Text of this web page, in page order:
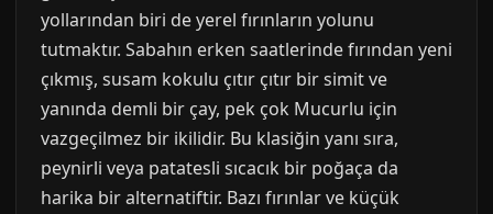
yollarından biri de yerel fırınların yolunu
tutmaktır. Sabahın erken saatlerinde fırından yeni
çıkmış, susam kokulu çıtır çıtır bir simit ve
yanında demli bir çay, pek çok Mucurlu için
vazgeçilmez bir ikilidir. Bu klasiğin yanı sıra,
peynirli veya patatesli sıcacık bir poğaça da
harika bir alternatiftir. Bazı fırınlar ve küçük